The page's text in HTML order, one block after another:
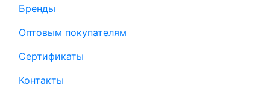
Бренды
Оптовым покупателям
Сертификаты
Контакты